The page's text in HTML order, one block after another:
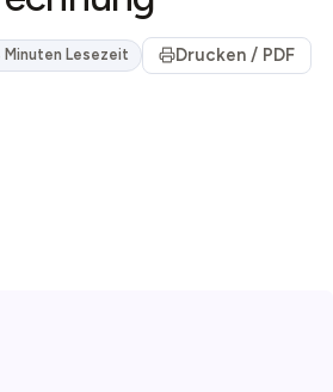
Minuten Lesezeit Drucken / PDF